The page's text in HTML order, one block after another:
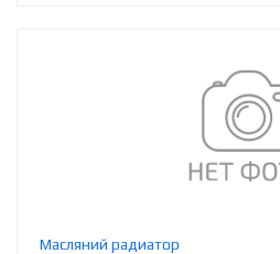
Масляний радиатор